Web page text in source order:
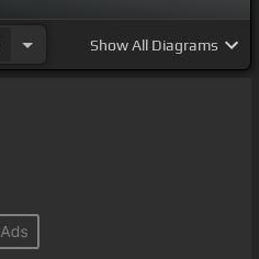
ShowAll Diagrams